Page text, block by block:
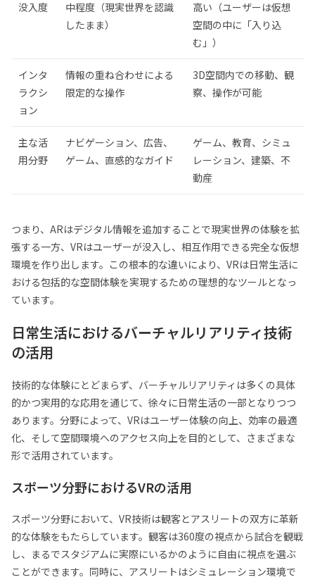
没入度
中程度（現実世界を認識
したまま）
高い（ユーザーは仮想
空間の中に「入り込
む」）
インタ
ラクシ
ョン
情報の重ね合わせによる
限定的な操作
3D空間内での移動、観
察、操作が可能
主な活
用分野
ナビゲーション、広告、
ゲーム、直感的なガイド
ゲーム、教育、シミュ
レーション、建築、不
動産
つまり、ARはデジタル情報を追加することで現実世界の体験を拡
張する一方、VRはユーザーが没入し、相互作用できる完全な仮想
環境を作り出します。この根本的な違いにより、VRは日常生活に
おける包括的な空間体験を実現するための理想的なツールとなっ
ています。
日常生活におけるバーチャルリアリティ技術
の活用
技術的な体験にとどまらず、バーチャルリアリティは多くの具体
的かつ実用的な応用を通じて、徐々に日常生活の一部となりつつ
あります。分野によって、VRはユーザー体験の向上、効率の最適
化、そして空間環境へのアクセス向上を目的として、さまざまな
形で活用されています。
スポーツ分野におけるVRの活用
スポーツ分野において、VR技術は観客とアスリートの双方に革新
的な体験をもたらしています。観客は360度の視点から試合を観戦
し、まるでスタジアムに実際にいるかのように自由に視点を選ぶ
ことができます。同時に、アスリートはシミュレーション環境で